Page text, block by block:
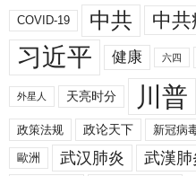
COVID-19 中共 中
习近平 健康 六四
外星人 天亮时分 川普
政策法规 政论天下 新冠病
歐洲 武汉肺炎 武漢肺